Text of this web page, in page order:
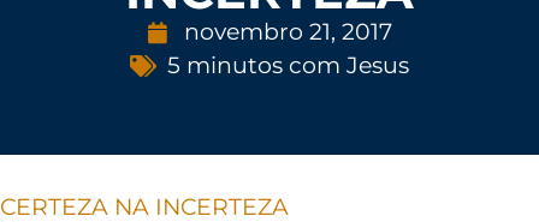
novembro 21, 2017
5 minutos com Jesus
CERTEZA NA INCERTEZA